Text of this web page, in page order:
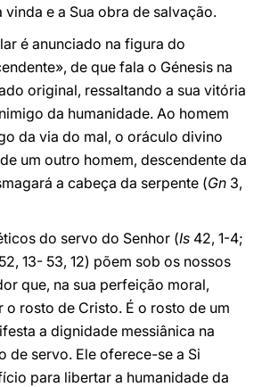
vinda e a Sua obra de salvação.
é anunciado na figura do
de que fala o Génesis na
original, ressaltando a sua vitória
da humanidade. Ao homem
da via do mal, o oráculo divino
um outro homem, descendente da
a cabeça da serpente (Gn 3,
do servo do Senhor (Is 42, 1-4;
13- 53, 12) põem sob os nossos
que, na sua perfeição moral,
o rosto de Cristo. É o rosto de um
a dignidade messiânica na
de servo. Ele oferece-se a Si
para libertar a humanidade da